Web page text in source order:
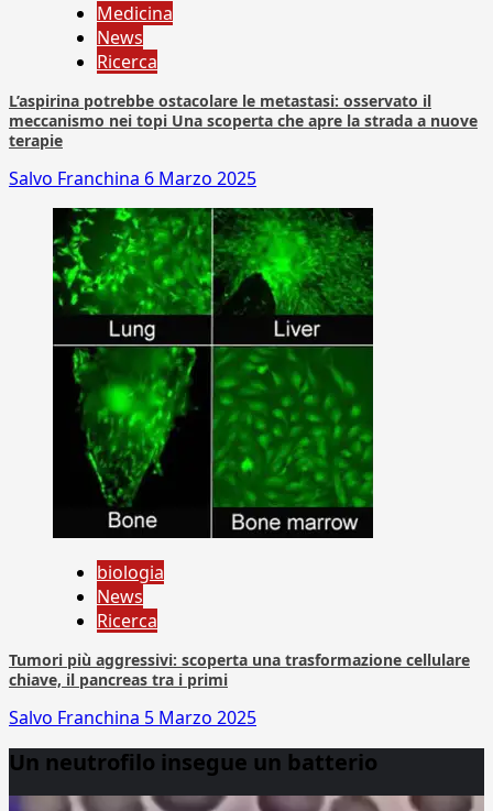
Medicina
News
Ricerca
L’aspirina potrebbe ostacolare le metastasi: osservato il
meccanismo nei topi Una scoperta che apre la strada a nuove
terapie
Salvo Franchina 6 Marzo 2025
biologia
News
Ricerca
Tumori più aggressivi: scoperta una trasformazione cellulare
chiave, il pancreas tra i primi
Salvo Franchina 5 Marzo 2025
Un neutrofilo insegue un batterio